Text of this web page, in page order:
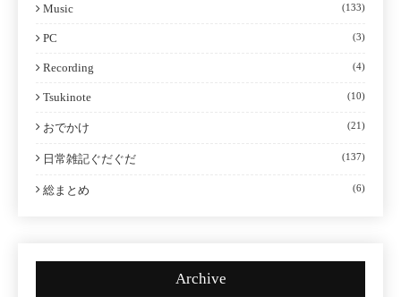
Music (133)
PC (3)
Recording (4)
Tsukinote (10)
おでかけ (21)
日常雑記ぐだぐだ (137)
総まとめ (6)
Archive